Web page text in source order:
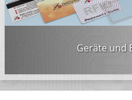
Geräte und